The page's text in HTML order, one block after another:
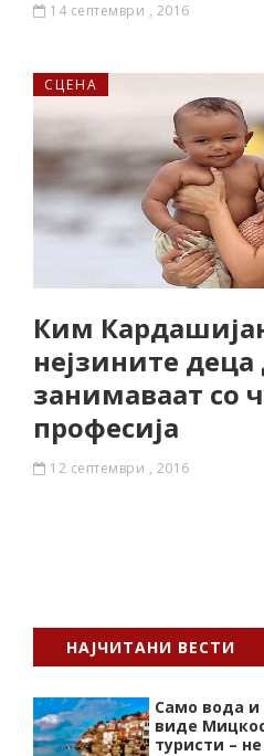
14 септември , 2016
СЦЕНА
Ким
нејзините деца
занимаваат со
професија
12 септември , 2016
НАЈЧИТАНИ ВЕСТИ
Само вода и
виде
туристи –